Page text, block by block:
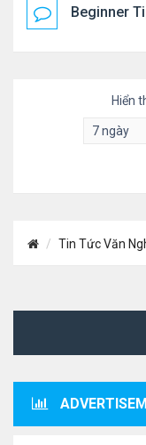
Beginner
Hiển
Tin Tức Văn